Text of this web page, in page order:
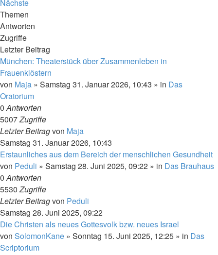
Nächste
Themen
Antworten
Zugriffe
Letzter Beitrag
München: Theaterstück über Zusammenleben in
Frauenklöstern
von Maja » Samstag 31. Januar 2026, 10:43 » in Das
Oratorium
0Antworten
5007Zugriffe
Letzter Beitragvon Maja
Samstag 31. Januar 2026, 10:43
Erstaunliches aus dem Bereich der menschlichen Gesundheit
von Peduli » Samstag 28. Juni 2025, 09:22 » in Das Brauhaus
0Antworten
5530Zugriffe
Letzter Beitragvon Peduli
Samstag 28. Juni 2025, 09:22
Die Christen als neues Gottesvolk bzw. neues Israel
von SolomonKane » Sonntag 15. Juni 2025, 12:25 » in Das
Scriptorium